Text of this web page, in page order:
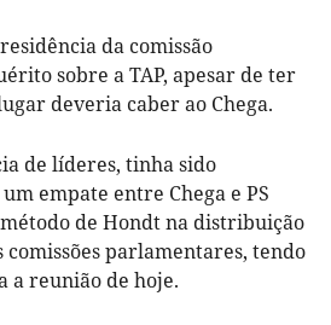
da comissão
sobre a TAP, apesar de ter
deveria caber ao Chega.
de líderes, tinha sido
empate entre Chega e PS
de Hondt na distribuição
comissões parlamentares, tendo
a reunião de hoje.